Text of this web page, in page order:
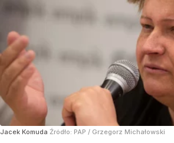
Jacek Komuda Źródło: PAP / Grzegorz Michałowski